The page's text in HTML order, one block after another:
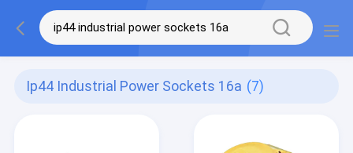
Ip44 Industrial Power Sockets 16a (7)